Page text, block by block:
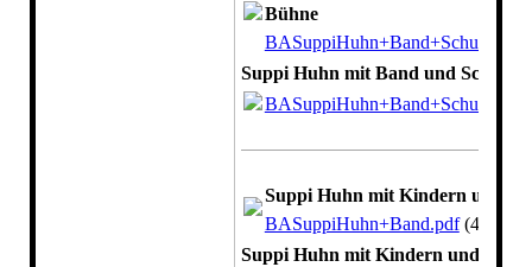
Bühne
BASuppiHuhn+Band+Schule.pdf
Suppi Huhn mit Band und Schule
BASuppiHuhn+Band+Schule.pdf
Suppi Huhn mit Kindern und
BASuppiHuhn+Band.pdf
Suppi Huhn mit Kindern und Band